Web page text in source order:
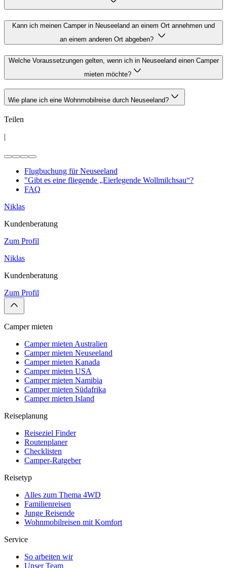
Kann ich meinen Camper in Neuseeland an einem Ort annehmen und
an einem anderen Ort abgeben?
Welche Voraussetzungen gelten, wenn ich in Neuseeland einen Camper
mieten möchte?
Wie plane ich eine Wohnmobilreise durch Neuseeland?
Teilen
|
Flugbuchung für Neuseeland
"Gibt es eine fliegende „Eierlegende Wollmilchsau“?
FAQ
Niklas
Kundenberatung
Zum Profil
Niklas
Kundenberatung
Zum Profil
Camper mieten
Camper mieten Australien
Camper mieten Neuseeland
Camper mieten Kanada
Camper mieten USA
Camper mieten Namibia
Camper mieten Südafrika
Camper mieten Island
Reiseplanung
Reiseziel Finder
Routenplaner
Checklisten
Camper-Ratgeber
Reisetyp
Alles zum Thema 4WD
Familienreisen
Junge Reisende
Wohnmobilreisen mit Komfort
Service
So arbeiten wir
Unser Team